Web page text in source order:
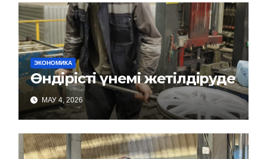
ЭКОНОМИКА
Өндірісті үнемі жетілдіруде
МАУ 4, 2026